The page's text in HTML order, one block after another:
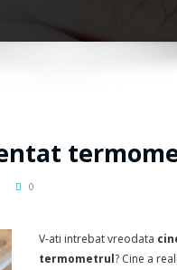
0
V-ati intrebat vreodata
termometrul? Cine a